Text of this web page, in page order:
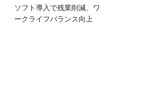
ソフト導入で残業削減、ワ
ークライフバランス向上